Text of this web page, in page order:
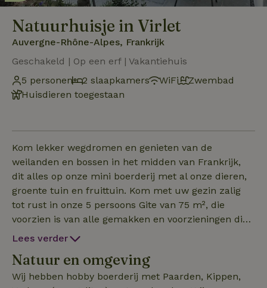
Natuurhuisje in Virlet
Auvergne-Rhône-Alpes, Frankrijk
Geschakeld | Op een erf | Vakantiehuis
5 personen
2 slaapkamers WiFi
Zwembad
Huisdieren toegestaan
Kom lekker wegdromen en genieten van de
weilanden en bossen in het midden van Frankrijk,
dit alles op onze mini boerderij met al onze dieren,
groente tuin en fruittuin. Kom met uw gezin zalig
tot rust in onze 5 persoons Gite van 75 m², die
voorzien is van alle gemakken en voorzieningen die
nodig zijn om een geweldige vakantie te beleven in
van het leven in de natuur op onze boerderij in het
hartje van Frankrijk. Zo kunt u samen met ons de
Lees verder
Natuur en omgeving
Wij hebben hobby boerderij met Paarden, Kippen,